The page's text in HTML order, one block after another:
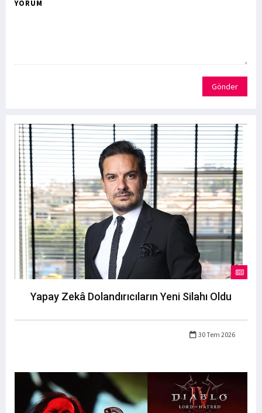
YORUM
Gönder
Yapay Zekâ Dolandırıcıların Yeni Silahı Oldu
30 Tem 2026